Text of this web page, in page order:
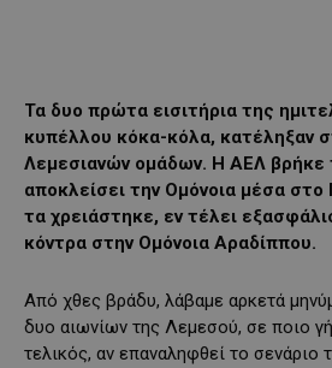
Τα δυο πρώτα εισιτήρια της
κυπέλλου κόκα-κόλα, κατέληξαν
Λεμεσιανών ομάδων. Η ΑΕΛ βρήκε
αποκλείσει την Ομόνοια μέσα
τα χρειάστηκε, εν τέλει
κόντρα στην Ομόνοια Αραδίππου.
Από χθες βράδυ, λάβαμε αρκετά
δυο αιωνίων της Λεμεσού, σε ποιο
τελικός, αν επαναληφθεί το σενάριο